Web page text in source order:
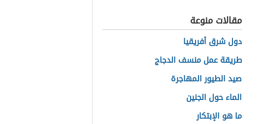
مقالات منوعة
دول شرق أفريقيا
طريقة عمل منسف الدجاج
صيد الطيور المهاجرة
الماء حول الجنين
ما هو الإبتكار